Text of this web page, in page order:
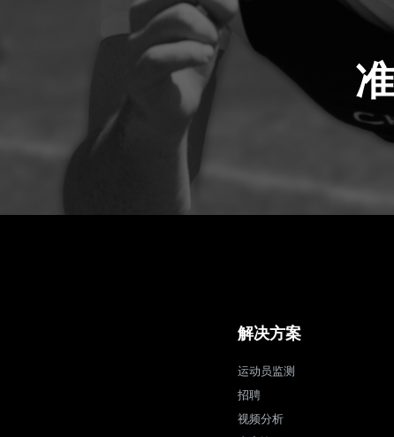
解决方案
运动员监测
招聘
视频分析